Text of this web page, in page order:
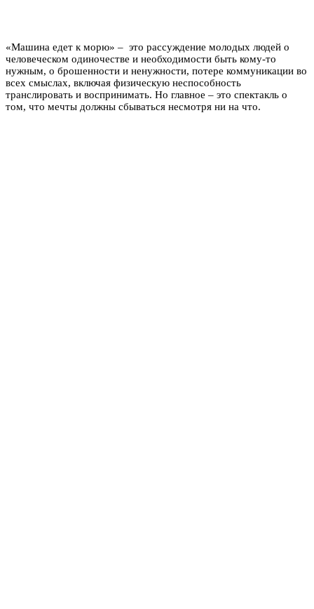
«Машина едет к морю» – это рассуждение молодых людей о
человеческом одиночестве и необходимости быть кому-то
нужным, о брошенности и ненужности, потере коммуникации во
всех смыслах, включая физическую неспособность
транслировать и воспринимать. Но главное – это спектакль о
том, что мечты должны сбываться несмотря ни на что.